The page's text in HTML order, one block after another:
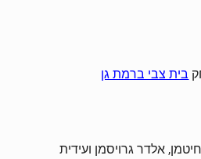
בית צבי ברמת גן
אלדר גרויסמן ועידית